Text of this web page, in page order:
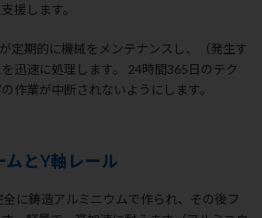
援します。
定期的に機械をメンテナンスし、（発生す
迅速に処理します。 24時間365日のテク
作業が中断されないようにします。
ムとY軸レール
に鋳造アルミニウムで作られ、その後フ